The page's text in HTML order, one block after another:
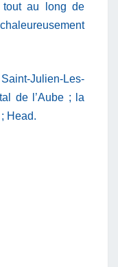
tout au long de
Julien-Les-
de l’Aube ; la
Head.